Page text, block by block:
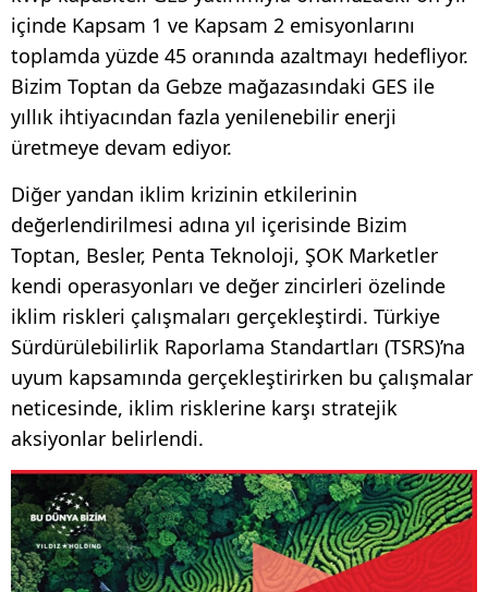
içinde Kapsam 1 ve Kapsam 2 emisyonlarını
toplamda yüzde 45 oranında azaltmayı hedefliyor.
Bizim Toptan da Gebze mağazasındaki GES ile
yıllık ihtiyacından fazla yenilenebilir enerji
üretmeye devam ediyor.
Diğer yandan iklim krizinin etkilerinin
değerlendirilmesi adına yıl içerisinde Bizim
Toptan, Besler, Penta Teknoloji, ŞOK Marketler
kendi operasyonları ve değer zincirleri özelinde
iklim riskleri çalışmaları gerçekleştirdi. Türkiye
Sürdürülebilirlik Raporlama Standartları (TSRS)’na
uyum kapsamında gerçekleştirirken bu çalışmalar
neticesinde, iklim risklerine karşı stratejik
aksiyonlar belirlendi.